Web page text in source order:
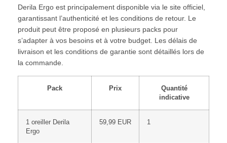
Derila Ergo est principalement disponible via le site officiel,
garantissant l’authenticité et les conditions de retour. Le
produit peut être proposé en plusieurs packs pour
s’adapter à vos besoins et à votre budget. Les délais de
livraison et les conditions de garantie sont détaillés lors de
la commande.
Pack Prix
Quantité
indicative
1 oreiller Derila
Ergo
59,99 EUR 1